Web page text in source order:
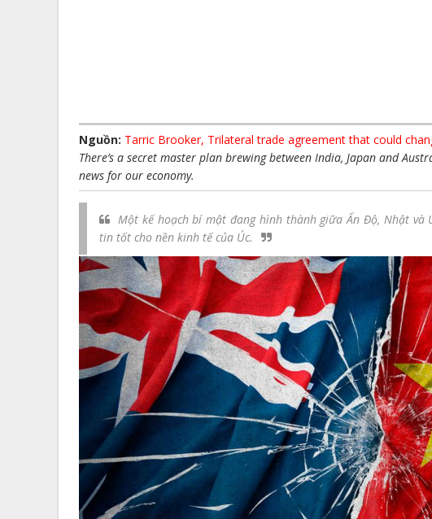
Nguồn: Tarric Brooker, Trilateral trade agreement that could
There’s a secret master plan brewing between India, Japan and
news for our economy.
Một kế hoạch bí mật đang hình thành giữa Ấn Độ, Nhật
tin tốt cho nền kinh tế của Úc.